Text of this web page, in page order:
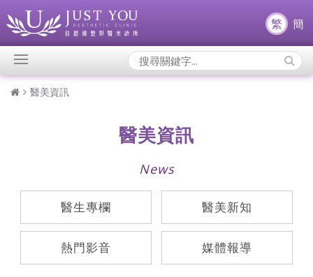
繁 簡
Search
Icons:
醫美資訊
醫美資訊
News
醫生專欄 醫美新知
熱門影音 媒體報導